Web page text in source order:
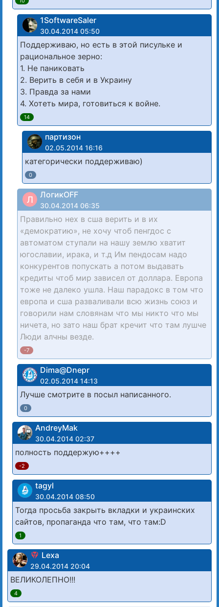
1SoftwareSaler
30.04.2014 05:50
Поддерживаю, но есть в этой писульке и
рациональное зерно:
1. Не паниковать
2. Верить в себя и в Украину
3. Правда за нами
4. Хотеть мира, готовиться к войне.
14
партизон
02.05.2014 16:16
категорически поддерживаю)
0
Л ЛогикOFF
30.04.2014 06:35
Правильно нех в сша верить и в их
«демократию», не хочу чтоб пенгдос с
автоматом ступали на нашу землю хватит
югославии, ирака, и т.д Им пендосам надо
конкурентов попускать а потом выдавать
кредиты чтоб мир зависел от доллара. Европа
тоже не далеко ушла. Наш парадокс в том что
европа и сша разваливали всю жизнь союз и
говорили нам словянам что мы никто что мы
ничета, но зато наш брат кречит что там лушче
Люди алчны везде.
-7
Dima@Dnepr
02.05.2014 14:13
Лучше смотрите в посыл написанного.
0
AndreyMak
30.04.2014 02:37
полность поддержую++++
-2
tagyl
30.04.2014 08:50
Тогда просьба закрыть вкладки и украинских
сайтов, пропаганда что там, что там:D
1
Lexa
29.04.2014 20:04
ВЕЛИКОЛЕПНО!!!
4